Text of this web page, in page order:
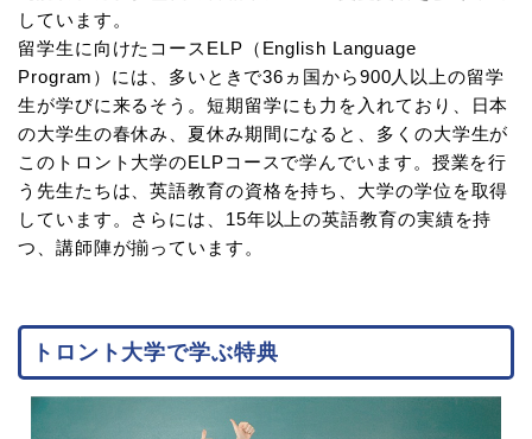
しています。
留学生に向けたコースELP（English Language
Program）には、多いときで36ヵ国から900人以上の留学
生が学びに来るそう。短期留学にも力を入れており、日本
の大学生の春休み、夏休み期間になると、多くの大学生が
このトロント大学のELPコースで学んでいます。授業を行
う先生たちは、英語教育の資格を持ち、大学の学位を取得
しています。さらには、15年以上の英語教育の実績を持
つ、講師陣が揃っています。
トロント大学で学ぶ特典